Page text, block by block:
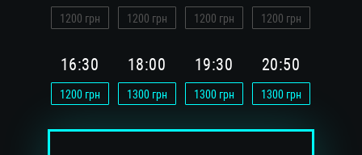
1200 грн 1200 грн 1200 грн 1200 грн
16:30
1200грн
18:00
1300грн
19:30
1300грн
20:50
1300грн